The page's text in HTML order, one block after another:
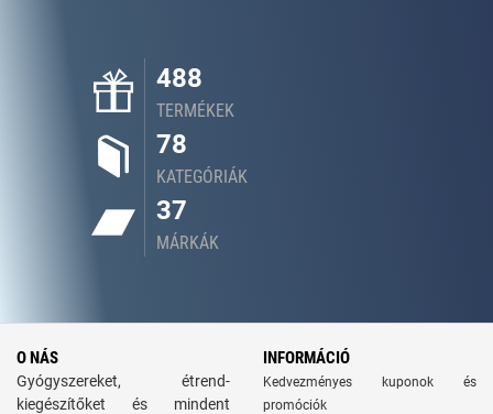
488
TERMÉKEK
78
KATEGÓRIÁK
37
MÁRKÁK
O NÁS
Gyógyszereket, étrend-
kiegészítőket és mindent
INFORMÁCIÓ
Kedvezményes kuponok és
promóciók